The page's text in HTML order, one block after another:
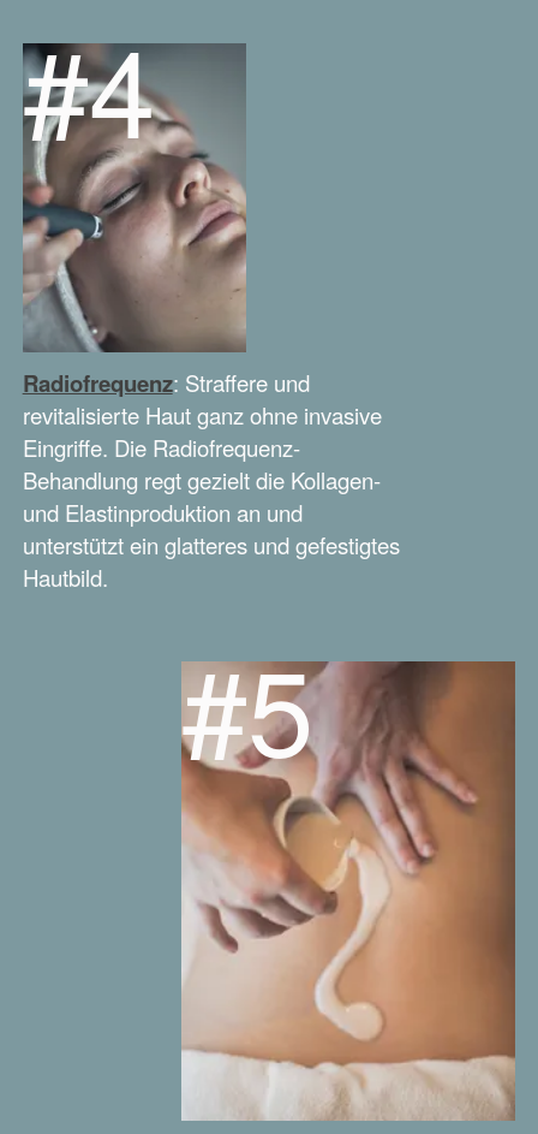
#4
Radiofrequenz: Straffere und
revitalisierte Haut ganz ohne invasive
Eingriffe. Die Radiofrequenz-
Behandlung regt gezielt die Kollagen-
und Elastinproduktion an und
unterstützt ein glatteres und gefestigtes
Hautbild.
#5